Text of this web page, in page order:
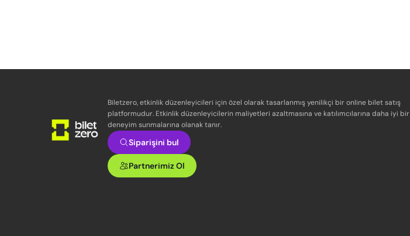
Biletzero, etkinlik düzenleyicileri için özel olarak tasarlanmış yenilikçi bir online bilet satış
platformudur. Etkinlik düzenleyicilerin maliyetleri azaltmasına ve katılımcılarına daha iyi bir
deneyim sunmalarına olanak tanır.
Siparişini bul
Partnerimiz Ol